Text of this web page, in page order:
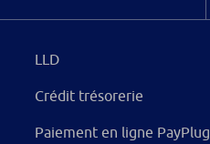
LLD
Crédit trésorerie
Paiement en ligne PayPlug